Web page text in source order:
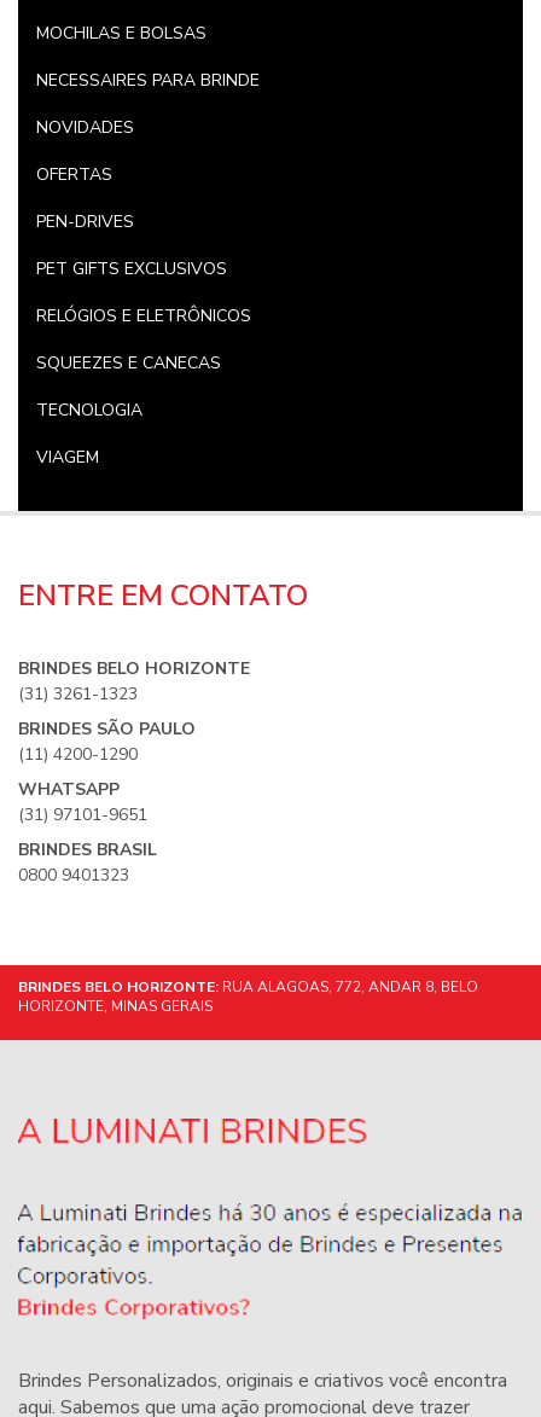
MOCHILAS E BOLSAS
NECESSAIRES PARA BRINDE
NOVIDADES
OFERTAS
PEN-DRIVES
PET GIFTS EXCLUSIVOS
RELÓGIOS E ELETRÔNICOS
SQUEEZES E CANECAS
TECNOLOGIA
VIAGEM
ENTRE EM CONTATO
BRINDES BELO HORIZONTE
(31) 3261-1323
BRINDES SÃO PAULO
(11) 4200-1290
WHATSAPP
(31) 97101-9651
BRINDES BRASIL
0800 9401323
BRINDES BELO HORIZONTE: RUA ALAGOAS, 772, ANDAR 8, BELO
HORIZONTE, MINAS GERAIS
Brindes Personalizados, originais e criativos você encontra
aqui. Sabemos que uma ação promocional deve trazer